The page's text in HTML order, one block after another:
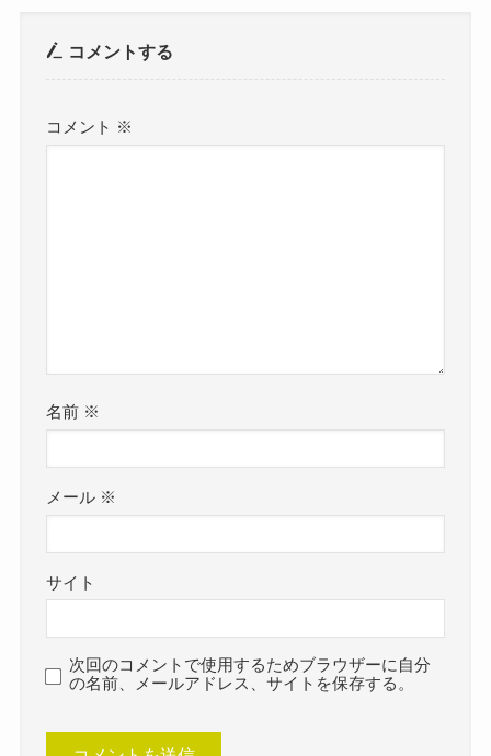
コメントする
コメント ※
名前 ※
メール ※
サイト
次回のコメントで使用するためブラウザーに自分
の名前、メールアドレス、サイトを保存する。